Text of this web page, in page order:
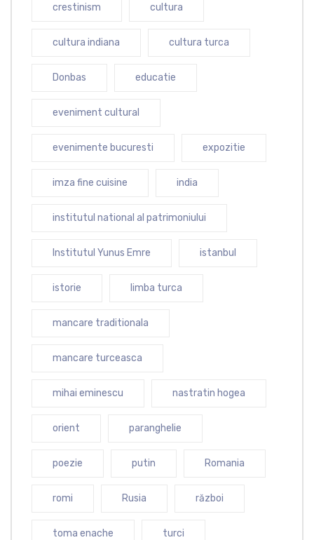
crestinism cultura
cultura indiana cultura turca
Donbas educatie
eveniment cultural
evenimente bucuresti expozitie
imza fine cuisine india
institutul national al patrimoniului
Institutul Yunus Emre istanbul
istorie limba turca
mancare traditionala
mancare turceasca
mihai eminescu nastratin hogea
orient paranghelie
poezie putin Romania
romi Rusia război
toma enache turci